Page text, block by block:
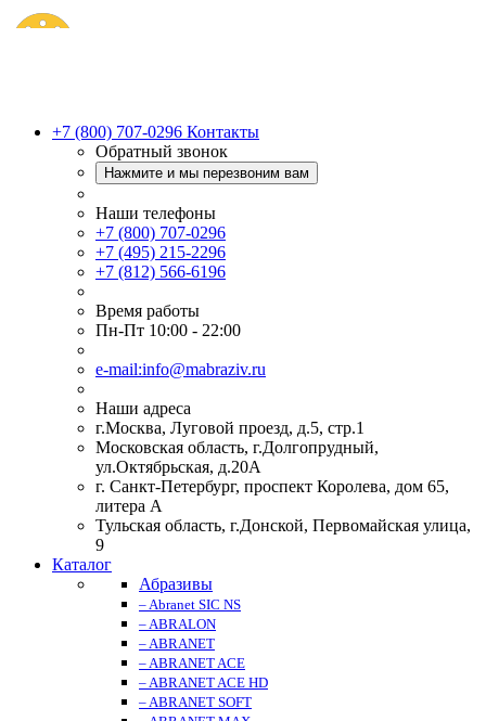
+7 (800) 707-0296 Контакты
Обратный звонок
Нажмите и мы перезвоним вам
Наши телефоны
+7 (800) 707-0296
+7 (495) 215-2296
+7 (812) 566-6196
Время работы
Пн-Пт 10:00 - 22:00
e-mail:info@mabraziv.ru
Наши адреса
г.Москва, Луговой проезд, д.5, стр.1
Московская область, г.Долгопрудный,
ул.Октябрьская, д.20А
г. Санкт-Петербург, проспект Королева, дом 65,
литера А
Тульская область, г.Донской, Первомайская улица,
9
Каталог
Абразивы
– Abranet SIC NS
– ABRALON
– ABRANET
– ABRANET ACE
– ABRANET ACE HD
– ABRANET SOFT